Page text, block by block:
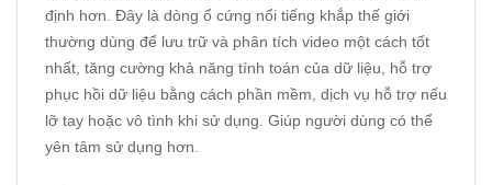
định hơn. Đây là dòng ổ cứng nổi tiếng khắp thế giới
thường dùng để lưu trữ và phân tích video một cách tốt
nhất, tăng cường khả năng tính toán của dữ liệu, hỗ trợ
phục hồi dữ liệu bằng cách phần mềm, dịch vụ hỗ trợ nếu
lỡ tay hoặc vô tình khi sử dụng. Giúp người dùng có thể
yên tâm sử dụng hơn.